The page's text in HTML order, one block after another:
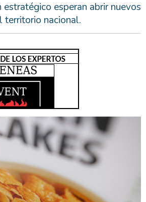
esperan abrir nuevos
territorio nacional.